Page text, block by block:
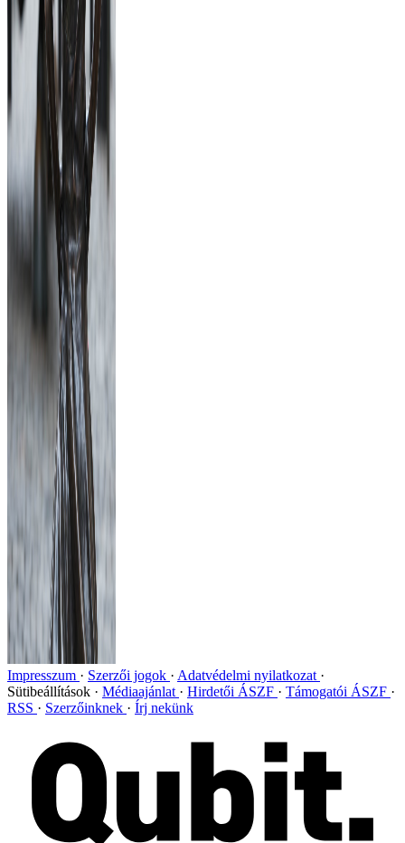
Impresszum Szerzői jogok
Adatvédelmi nyilatkozat
Sütibeállítások
Médiaajánlat Hirdetői ÁSZF
Támogatói ÁSZF
RSS
Szerzőinknek Írj nekünk